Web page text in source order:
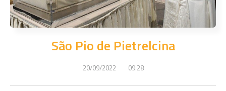
São Pio de Pietrelcina
20/09/2022 09:28